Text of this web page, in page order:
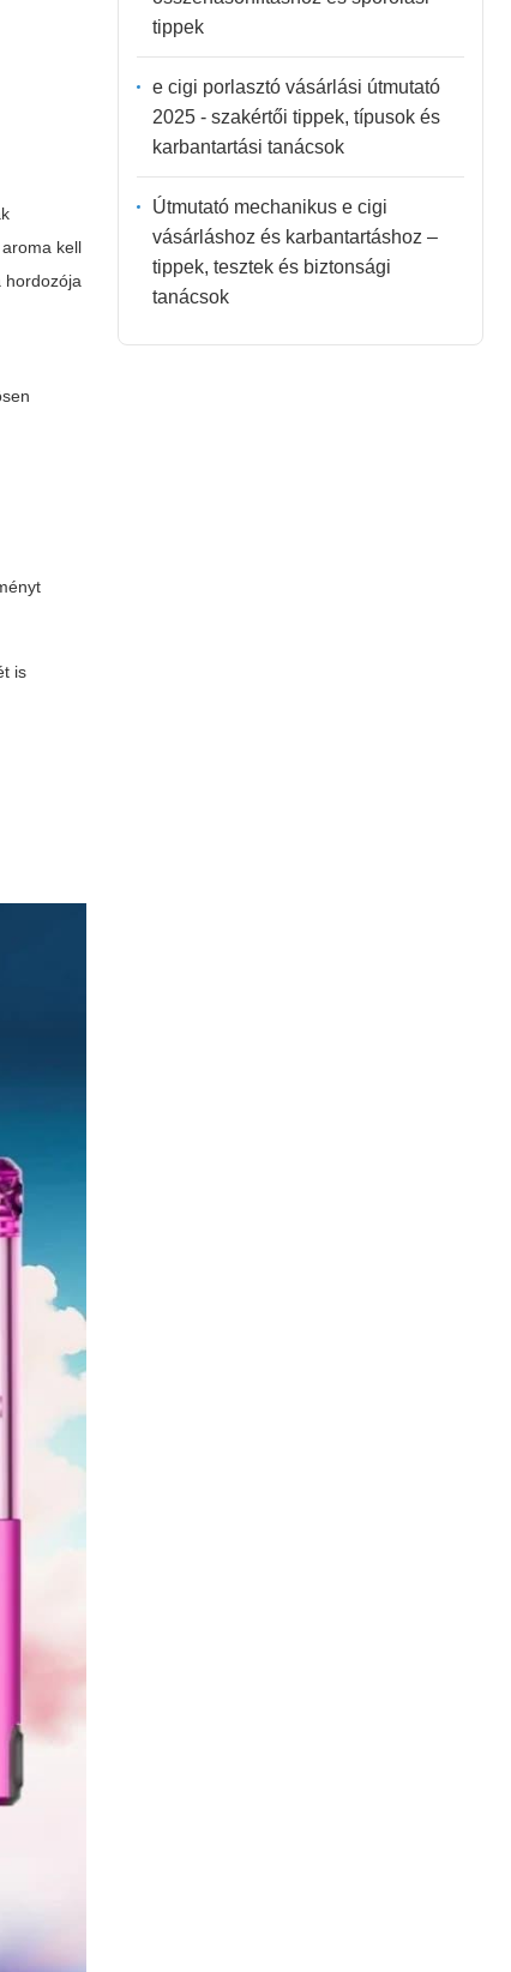
kell
hordozója
is
tippek
e cigi porlasztó vásárlási útmutató
2025 - szakértői tippek, típusok és
karbantartási tanácsok
Útmutató mechanikus e cigi
vásárláshoz és karbantartáshoz –
tippek, tesztek és biztonsági
tanácsok